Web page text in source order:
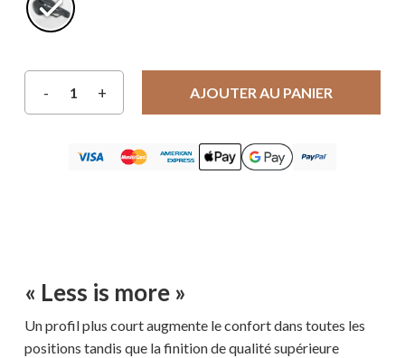
AJOUTER AU PANIER
« Less is more »
Un profil plus court augmente le confort dans toutes les
positions tandis que la finition de qualité supérieure